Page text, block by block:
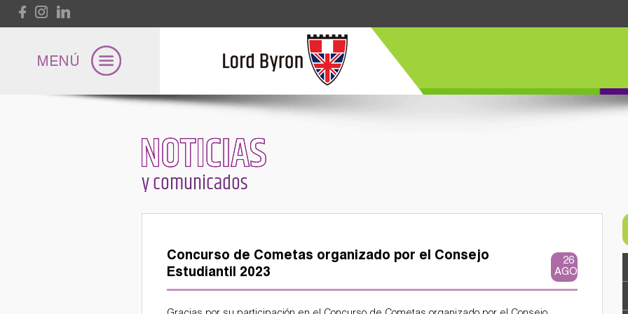
Pasar al contenido principal
NOTICIAS
y comunicados
Concurso de Cometas organizado por el Consejo
Estudiantil 2023
26
AGO